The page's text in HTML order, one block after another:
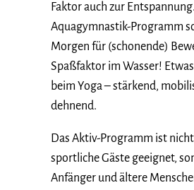
Faktor auch zur
Aquagymnastik-Programm
Morgen für (schonende)
Spaßfaktor im Wasser!
beim Yoga – stärkend,
dehnend.
Das Aktiv-Programm ist
sportliche Gäste geeignet,
Anfänger und ältere